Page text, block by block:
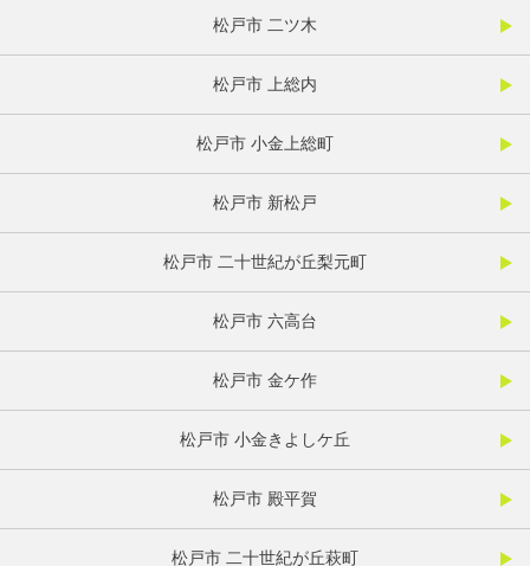
松戸市 二ツ木
松戸市 上総内
松戸市 小金上総町
松戸市 新松戸
松戸市 二十世紀が丘梨元町
松戸市 六高台
松戸市 金ケ作
松戸市 小金きよしケ丘
松戸市 殿平賀
松戸市 二十世紀が丘萩町